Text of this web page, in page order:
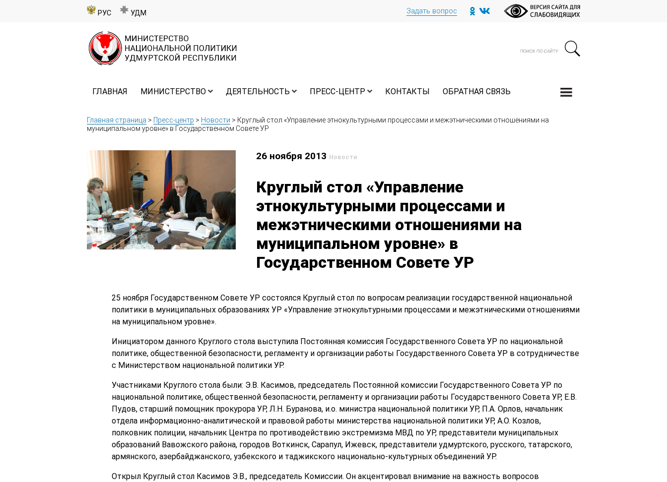
РУС УДМ Задать вопрос
ГЛАВНАЯ МИНИСТЕРСТВО ДЕЯТЕЛЬНОСТЬ ПРЕСС-ЦЕНТР КОНТАКТЫ ОБРАТНАЯ СВЯЗЬ
Главная страница > Пресс-центр > Новости > Круглый стол «Управление этнокультурными процессами и межэтническими отношениями на
муниципальном уровне» в Государственном Совете УР
26 ноября 2013 Новости
Круглый стол «Управление
этнокультурными процессами и
межэтническими отношениями на
муниципальном уровне» в
Государственном Совете УР
25 ноября Государственном Совете УР состоялся Круглый стол по вопросам реализации государственной национальной
политики в муниципальных образованиях УР «Управление этнокультурными процессами и межэтническими отношениями
на муниципальном уровне».
Инициатором данного Круглого стола выступила Постоянная комиссия Государственного Совета УР по национальной
политике, общественной безопасности, регламенту и организации работы Государственного Совета УР в сотрудничестве
с Министерством национальной политики УР.
Участниками Круглого стола были: Э.В. Касимов, председатель Постоянной комиссии Государственного Совета УР по
национальной политике, общественной безопасности, регламенту и организации работы Государственного Совета УР, Е.В.
Пудов, старший помощник прокурора УР, Л.Н. Буранова, и.о. министра национальной политики УР, П.А. Орлов, начальник
отдела информационно-аналитической и правовой работы министерства национальной политики УР, А.О. Козлов,
полковник полиции, начальник Центра по противодействию экстремизма МВД по УР, представители муниципальных
образований Вавожского района, городов Воткинск, Сарапул, Ижевск, представители удмуртского, русского, татарского,
армянского, азербайджанского, узбекского и таджикского национально-культурных объединений УР.
Открыл Круглый стол Касимов Э.В., председатель Комиссии. Он акцентировал внимание на важность вопросов